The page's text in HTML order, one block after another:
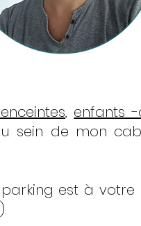
, enfants
sein de mon
est à